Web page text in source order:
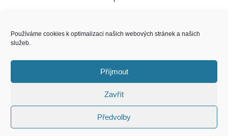
Používáme cookies k optimalizaci našich webových stránek a našich
služeb.
Příjmout
Zavřít
Předvolby
COPYRIGHT
© 2026 Speed Limit,
All Rights Reserved